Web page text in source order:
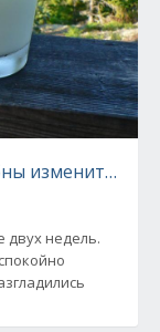
изменить
двух недель.